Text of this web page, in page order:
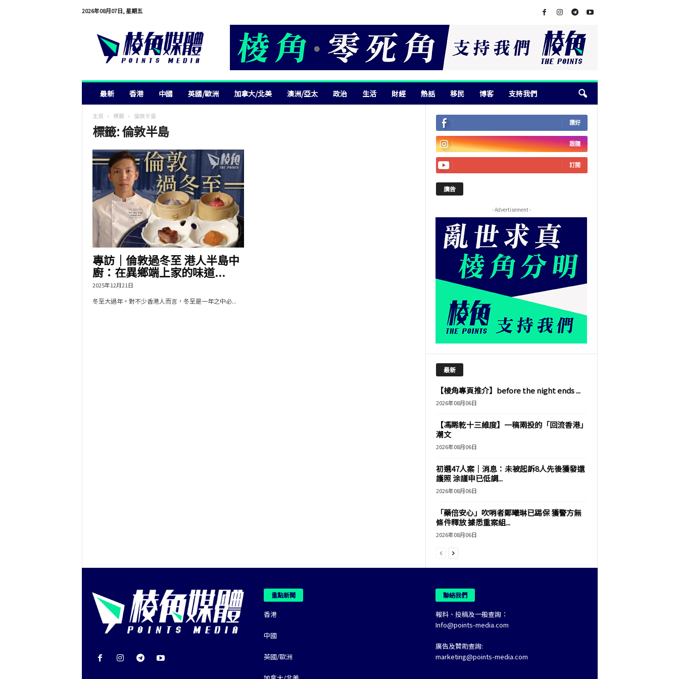
2026年08月07日, 星期五
最新 香港 中國 英國/歐洲 加拿大/北美 澳洲/亞太 政治 生活 財經 熱話 移民 博客 支持我們
主頁 標籤 倫敦半島
標籤: 倫敦半島
專訪｜倫敦過冬至 港人半島中
廚：在異鄉端上家的味道...
2025年12月21日
冬至大過年。對不少香港人而言，冬至是一年之中必...
讚好
跟隨
訂閱
廣告
- Advertisement -
最新
【棱角專頁推介】before the night ends ...
2026年08月06日
【馮睎乾十三維度】一稿兩投的「回流香港」
潮文
2026年08月06日
初選47人案｜消息：未被起訴8人先後獲發還
護照 涂謹申已低調...
2026年08月06日
「藥倍安心」吹哨者鄭曦琳已踢保 獲警方無
條件釋放 據悉重案組...
2026年08月06日
重點新聞
香港
中國
英國/歐洲
聯絡我們
報料、投稿及一般查詢：
Info@points-media.com
廣告及贊助查詢:
marketing@points-media.com